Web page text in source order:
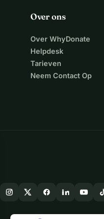
Over ons
Over WhyDonate
Helpdesk
Tarieven
Neem Contact Op